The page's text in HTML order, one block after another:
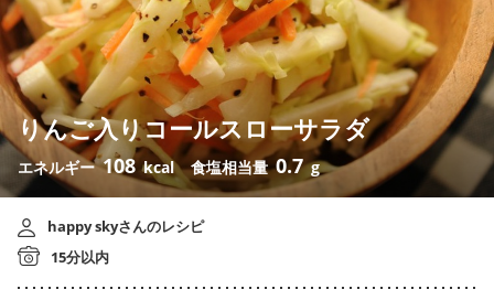
りんご入りコールスローサラダ
エネルギー108 kcal 食塩相当量0.7 g
happy skyさんのレシピ
15分以内